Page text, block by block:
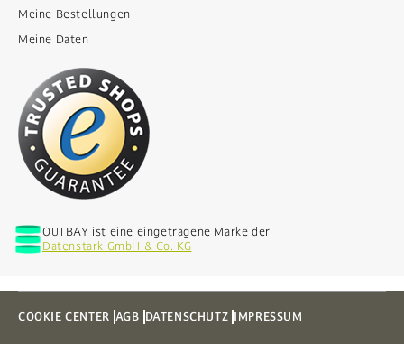
Meine Bestellungen
Meine Daten
OUTBAY ist eine eingetragene Marke der
Datenstark GmbH & Co. KG
COOKIE CENTER AGB DATENSCHUTZ IMPRESSUM